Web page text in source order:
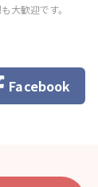
Facebook